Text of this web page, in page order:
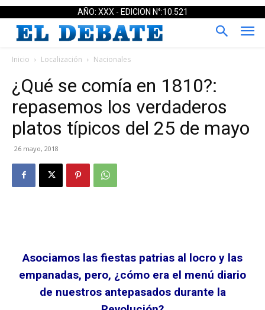
AÑO: XXX - EDICION N°:10.521
Inicio Localización Nacionales
¿Qué se comía en 1810?:
repasemos los verdaderos
platos típicos del 25 de mayo
26 mayo, 2018
Asociamos las fiestas patrias al locro y las
empanadas, pero, ¿cómo era el menú diario
de nuestros antepasados durante la